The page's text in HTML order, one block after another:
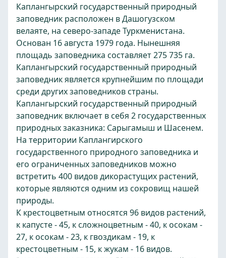
Каплангырский государственный природный
заповедник расположен в Дашогузском
велаяте, на северо-западе Туркменистана.
Основан 16 августа 1979 года. Нынешняя
площадь заповедника составляет 275 735 га.
Каплангырский государственный природный
заповедник является крупнейшим по площади
среди других заповедников страны.
Каплангырский государственный природный
заповедник включает в себя 2 государственных
природных заказника: Сарыгамыш и Шасенем.
На территории Каплангирского
государственного природного заповедника и
его ограниченных заповедников можно
встретить 400 видов дикорастущих растений,
которые являются одним из сокровищ нашей
природы.
К крестоцветным относятся 96 видов растений,
к капусте - 45, к сложноцветным - 40, к осокам -
27, к осокам - 23, к гвоздикам - 19, к
крестоцветным - 15, к жукам - 16 видов.